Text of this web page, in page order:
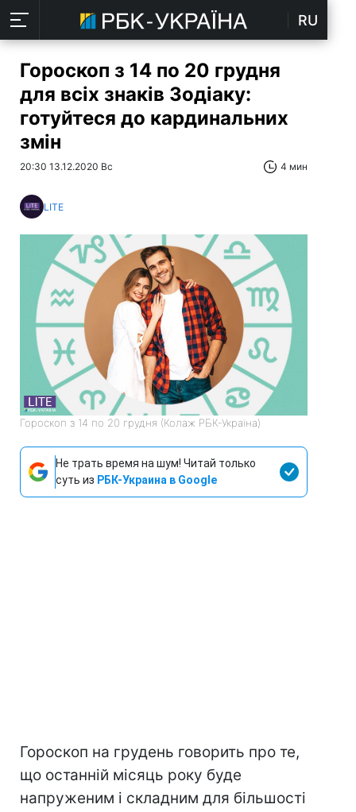
RU
Гороскоп з 14 по 20 грудня
для всіх знаків Зодіаку:
готуйтеся до кардинальних
змін
20:30 13.12.2020 Вс 4 мин
LITE
Гороскоп з 14 по 20 грудня (Колаж РБК-Україна)
Не трать время на шум! Читай только
суть из РБК-Украина в Google
Гороскоп на грудень говорить про те,
що останній місяць року буде
напруженим і складним для більшості